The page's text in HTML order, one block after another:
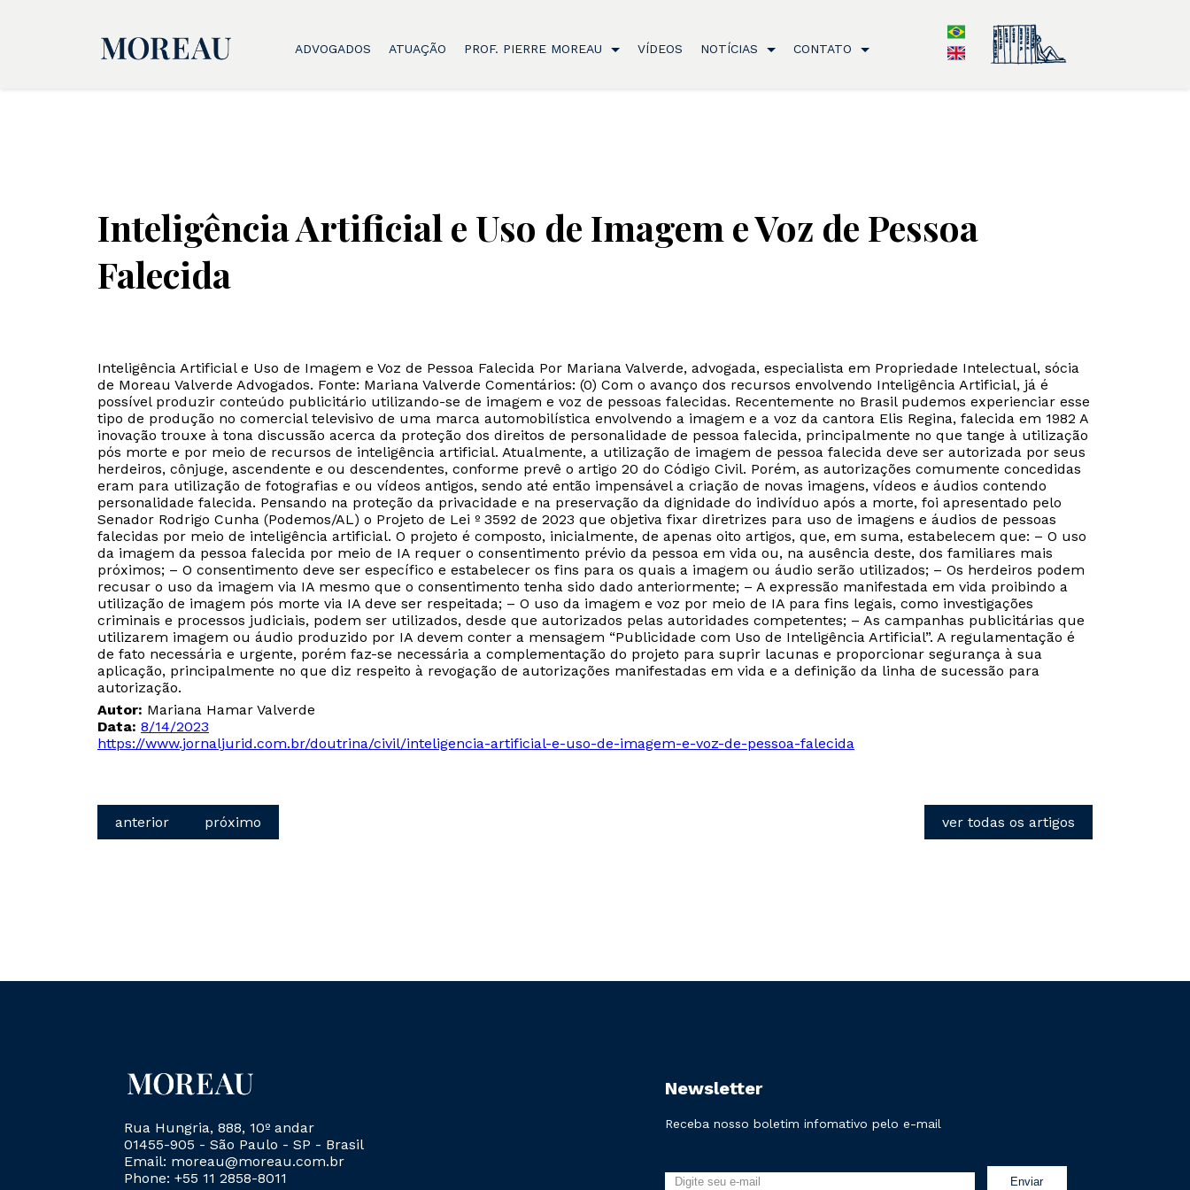
ADVOGADOS ATUAÇÃO PROF. PIERRE MOREAU VÍDEOS NOTÍCIAS CONTATO
Inteligência Artificial e Uso de Imagem e Voz de Pessoa
Falecida
Inteligência Artificial e Uso de Imagem e Voz de Pessoa Falecida Por Mariana Valverde, advogada, especialista em Propriedade Intelectual, sócia
de Moreau Valverde Advogados. Fonte: Mariana Valverde Comentários: (0) Com o avanço dos recursos envolvendo Inteligência Artificial, já é
possível produzir conteúdo publicitário utilizando-se de imagem e voz de pessoas falecidas. Recentemente no Brasil pudemos experienciar esse
tipo de produção no comercial televisivo de uma marca automobilística envolvendo a imagem e a voz da cantora Elis Regina, falecida em 1982 A
inovação trouxe à tona discussão acerca da proteção dos direitos de personalidade de pessoa falecida, principalmente no que tange à utilização
pós morte e por meio de recursos de inteligência artificial. Atualmente, a utilização de imagem de pessoa falecida deve ser autorizada por seus
herdeiros, cônjuge, ascendente e ou descendentes, conforme prevê o artigo 20 do Código Civil. Porém, as autorizações comumente concedidas
eram para utilização de fotografias e ou vídeos antigos, sendo até então impensável a criação de novas imagens, vídeos e áudios contendo
personalidade falecida. Pensando na proteção da privacidade e na preservação da dignidade do indivíduo após a morte, foi apresentado pelo
Senador Rodrigo Cunha (Podemos/AL) o Projeto de Lei º 3592 de 2023 que objetiva fixar diretrizes para uso de imagens e áudios de pessoas
falecidas por meio de inteligência artificial. O projeto é composto, inicialmente, de apenas oito artigos, que, em suma, estabelecem que: – O uso
da imagem da pessoa falecida por meio de IA requer o consentimento prévio da pessoa em vida ou, na ausência deste, dos familiares mais
próximos; – O consentimento deve ser específico e estabelecer os fins para os quais a imagem ou áudio serão utilizados; – Os herdeiros podem
recusar o uso da imagem via IA mesmo que o consentimento tenha sido dado anteriormente; – A expressão manifestada em vida proibindo a
utilização de imagem pós morte via IA deve ser respeitada; – O uso da imagem e voz por meio de IA para fins legais, como investigações
criminais e processos judiciais, podem ser utilizados, desde que autorizados pelas autoridades competentes; – As campanhas publicitárias que
utilizarem imagem ou áudio produzido por IA devem conter a mensagem “Publicidade com Uso de Inteligência Artificial”. A regulamentação é
de fato necessária e urgente, porém faz-se necessária a complementação do projeto para suprir lacunas e proporcionar segurança à sua
aplicação, principalmente no que diz respeito à revogação de autorizações manifestadas em vida e a definição da linha de sucessão para
autorização.
Autor: Mariana Hamar Valverde
Data: 8/14/2023
https://www.jornaljurid.com.br/doutrina/civil/inteligencia-artificial-e-uso-de-imagem-e-voz-de-pessoa-falecida
anterior próximo ver todas os artigos
Rua Hungria, 888, 10º andar
01455-905 - São Paulo - SP - Brasil
Email: moreau@moreau.com.br
Phone: +55 11 2858-8011
Newsletter
Receba nosso boletim infomativo pelo e-mail